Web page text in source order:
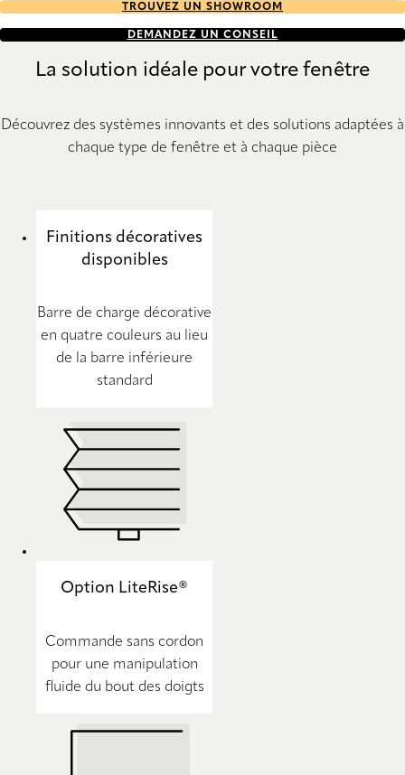
TROUVEZ UN SHOWROOM
DEMANDEZ UN CONSEIL
La solution idéale pour votre fenêtre
Découvrez des systèmes innovants et des solutions adaptées à
chaque type de fenêtre et à chaque pièce
Finitions décoratives
disponibles
Barre de charge décorative
en quatre couleurs au lieu
de la barre inférieure
standard
Option LiteRise®
Commande sans cordon
pour une manipulation
fluide du bout des doigts